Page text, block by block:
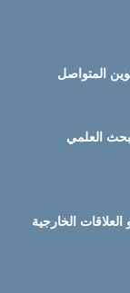
المتواصل
العلمي
العلاقات الخارجية